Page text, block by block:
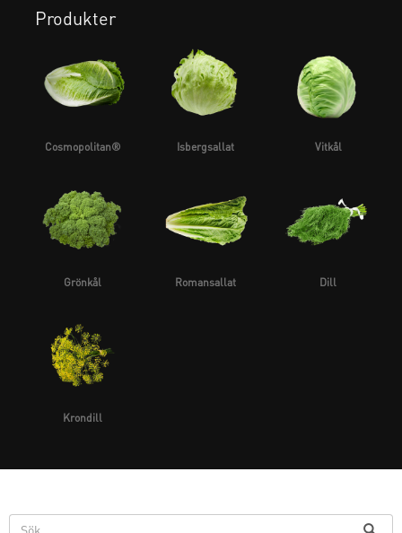
Produkter
Cosmopolitan® Isbergsallat Vitkål
Grönkål Romansallat Dill
Krondill